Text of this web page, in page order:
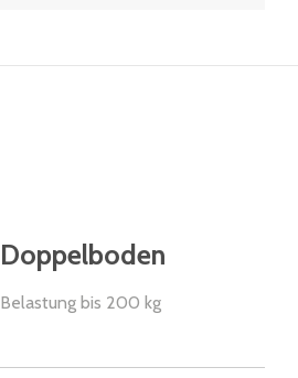
Doppelboden
Belastung bis 200 kg